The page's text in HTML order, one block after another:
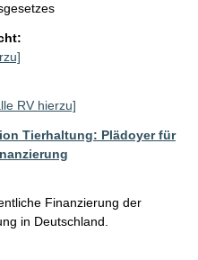
RV hierzu]
Tierhaltung: Plädoyer für
Finanzierung der
in Deutschland.